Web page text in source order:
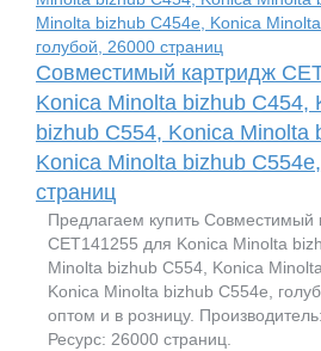
Совместимый картридж
Konica Minolta bizhub C454,
bizhub C554, Konica Minolta
Konica Minolta bizhub
страниц
Предлагаем купить Совместимый
CET141255 для Konica Minolta
Minolta bizhub C554, Konica
Konica Minolta bizhub C554e,
оптом и в розницу.
Ресурс: 26000 страниц.